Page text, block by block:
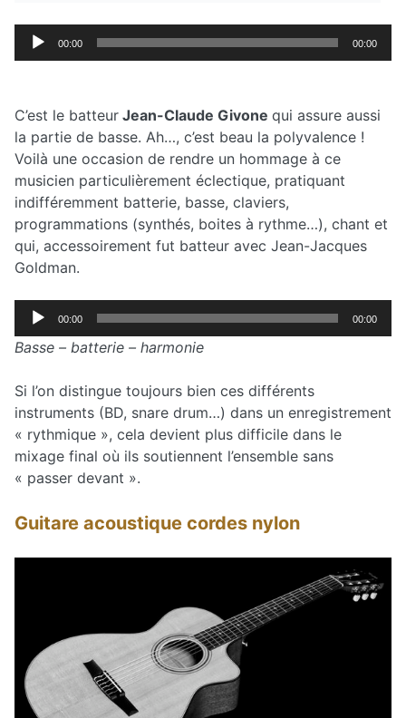
Lecteur
audio
00:00 00:00
C’est le batteur Jean-Claude Givone qui assure aussi
la partie de basse. Ah…, c’est beau la polyvalence !
Voilà une occasion de rendre un hommage à ce
musicien particulièrement éclectique, pratiquant
indifféremment batterie, basse, claviers,
programmations (synthés, boites à rythme…), chant et
qui, accessoirement fut batteur avec Jean-Jacques
Goldman.
Lecteur
audio
00:00 00:00
Basse – batterie – harmonie
Si l’on distingue toujours bien ces différents
instruments (BD, snare drum…) dans un enregistrement
« rythmique », cela devient plus difficile dans le
mixage final où ils soutiennent l’ensemble sans
« passer devant ».
Guitare acoustique cordes nylon